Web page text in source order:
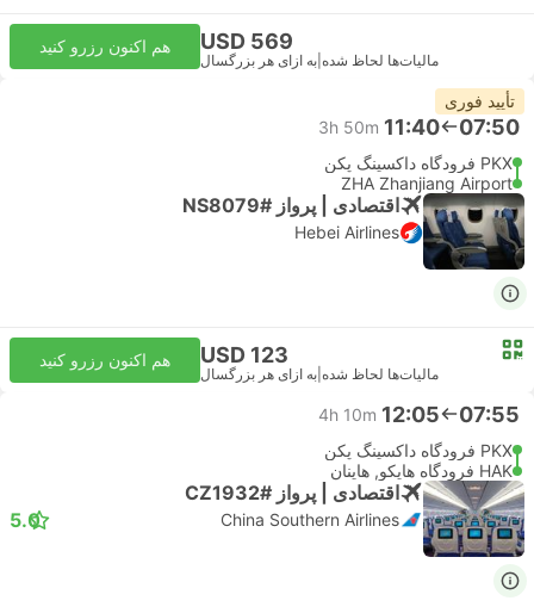
USD 569
مالیات‌ها لحاظ شده به ازای هر بزرگسال
هم اکنون رزرو کنید
تأیید فوری
07:50
11:40
3h 50m
PKX فرودگاه داکسینگ پکن
ZHA Zhanjiang Airport
اقتصادی | پرواز #NS8079
Hebei Airlines
USD 123
مالیات‌ها لحاظ شده به ازای هر بزرگسال
هم اکنون رزرو کنید
07:55
12:05
4h 10m
PKX فرودگاه داکسینگ پکن
HAK فرودگاه هایکو, هاینان
اقتصادی | پرواز #CZ1932
China Southern Airlines
5.0